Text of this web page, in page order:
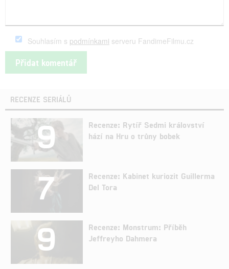
Souhlasím s podmínkami serveru FandimeFilmu.cz
RECENZE SERIÁLŮ
9
Recenze: Rytíř Sedmi království
hází na Hru o trůny bobek
7
Recenze: Kabinet kuriozit Guillerma
Del Tora
9
Recenze: Monstrum: Příběh
Jeffreyho Dahmera